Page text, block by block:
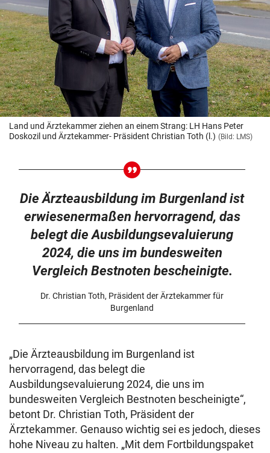
Land und Ärztekammer ziehen an einem Strang: LH Hans Peter
Doskozil und Ärztekammer- Präsident Christian Toth (l.) (Bild: LMS)
Die Ärzteausbildung im Burgenland ist
erwiesenermaßen hervorragend, das
belegt die Ausbildungsevaluierung
2024, die uns im bundesweiten
Vergleich Bestnoten bescheinigte.
Dr. Christian Toth, Präsident der Ärztekammer für
Burgenland
„Die Ärzteausbildung im Burgenland ist
hervorragend, das belegt die
Ausbildungsevaluierung 2024, die uns im
bundesweiten Vergleich Bestnoten bescheinigte“,
betont Dr. Christian Toth, Präsident der
Ärztekammer. Genauso wichtig sei es jedoch, dieses
hohe Niveau zu halten. „Mit dem Fortbildungspaket